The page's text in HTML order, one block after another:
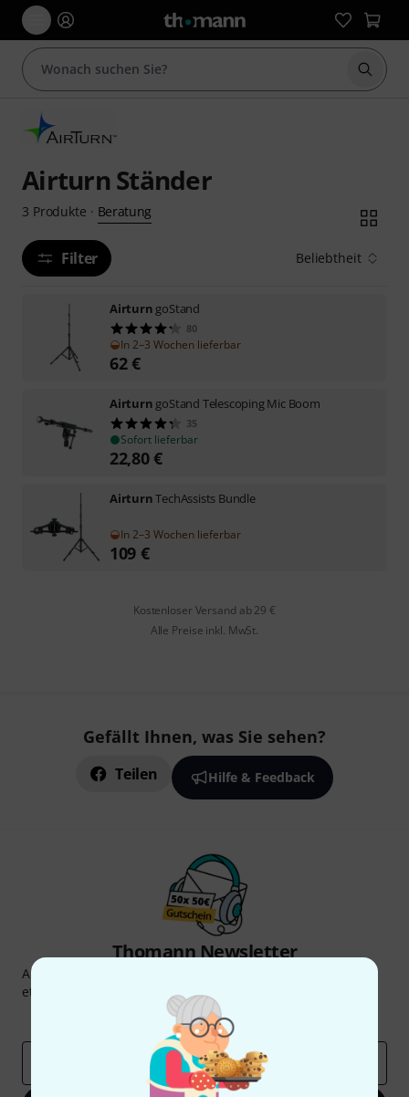
Suche
Airturn Ständer
3 Produkte · Beratung
Filter Beliebtheit
Airturn goStand
80
In 2–3 Wochen lieferbar
62€
Airturn goStand Telescoping Mic Boom
35
Sofort lieferbar
22,80€
AirturnTechAssists Bundle
In 2–3 Wochen lieferbar
109 €
Kostenloser Versand ab 29 €
Alle Preise inkl. MwSt.
Gefällt Ihnen, was Sie sehen?
Teilen Hilfe & Feedback
Thomann Newsletter
Abonniere den Thomann Newsletter und gewinne mit
etwas Glück einen von
50 Gutscheinen
Inspirierende Beiträge
Deals